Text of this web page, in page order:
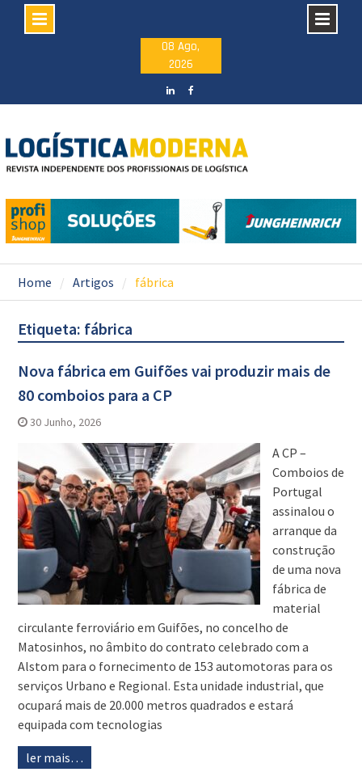
08 Ago,
2026
Home Artigos fábrica
Etiqueta: fábrica
Nova fábrica em Guifões vai produzir mais de
80 comboios para a CP
30 Junho, 2026
A CP –
Comboios de
Portugal
assinalou o
arranque da
construção
de uma nova
fábrica de
material
circulante ferroviário em Guifões, no concelho de
Matosinhos, no âmbito do contrato celebrado com a
Alstom para o fornecimento de 153 automotoras para os
serviços Urbano e Regional. Esta unidade industrial, que
ocupará mais de 20.000 metros quadrados e estará
equipada com tecnologias
ler mais…